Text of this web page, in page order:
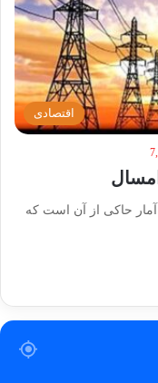
اقتصادی
حاکی از آن است که